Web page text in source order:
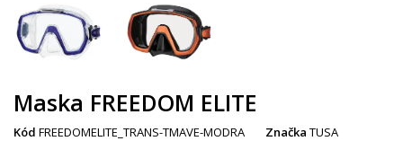
Maska FREEDOM ELITE
Kód FREEDOMELITE_TRANS-TMAVE-MODRA Značka TUSA